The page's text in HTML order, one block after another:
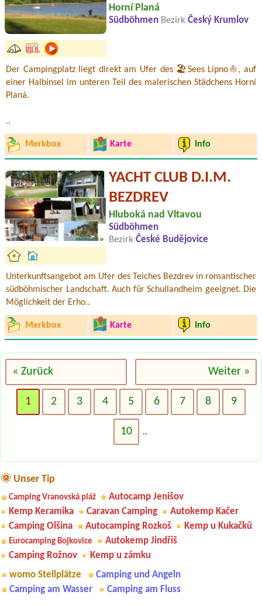
Horní Planá
Südböhmen Bezirk Český Krumlov
Der Campingplatz liegt direkt am Ufer des 🏖️Sees Lipno⛵, auf
einer Halbinsel im unteren Teil des malerischen Städchens Horní
Planá.
..
Merkbox Karte Info
YACHT CLUB D.I.M.
BEZDREV
Hluboká nad Vltavou
Südböhmen
Bezirk České Budějovice
Unterkunftsangebot am Ufer des Teiches Bezdrev in romantischer
südböhmischer Landschaft. Auch für Schullandheim geeignet. Die
Möglichkeit der Erho..
Merkbox Karte Info
« Zurück Weiter »
1 2 3 4 5 6 7 8 9
10 ..
🌞 Unser Tip
Camping Vranovská pláž
Autocamp Jenišov
Kemp Keramika
Caravan Camping
Autokemp Kačer
Camping Olšina
Autocamping Rozkoš Kemp u Kukačků
Eurocamping Bojkovice
Autokemp Jindřiš
Camping Rožnov
Kemp u zámku
womo Stellplätze
Camping und Angeln
Camping am Wasser
Camping am Fluss